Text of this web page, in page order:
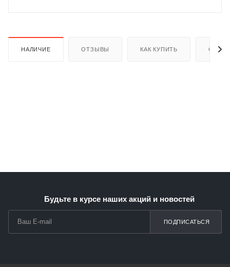
НАЛИЧИЕ ОТЗЫВЫ КАК КУПИТЬ
Будьте в курсе наших акций и новостей
ПОДПИСАТЬСЯ